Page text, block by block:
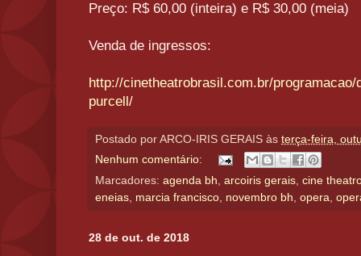
Preço: R$ 60,00 (inteira) e R$ 30,00 (meia)
Venda de ingressos:
http://cinetheatrobrasil.com.br/
purcell/
Postado por ARCO-IRIS GERAIS às terça-feira,
Nenhum comentário:
Marcadores: agenda bh, arcoiris gerais, cine
eneias, marcia francisco, novembro bh, opera,
28 de out. de 2018